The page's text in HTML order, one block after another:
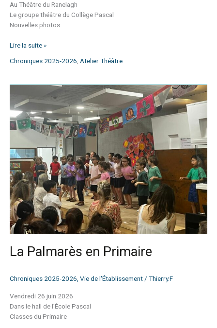
Au Théâtre du Ranelagh
Le groupe théâtre du Collège Pascal
Nouvelles photos
Lire la suite »
Chroniques 2025-2026 Atelier Théâtre
La Palmarès en Primaire
Chroniques 2025-2026 Vie de l'Établissement / Thierry.F
Vendredi 26 juin 2026
Dans le hall de l’École Pascal
Classes du Primaire
Palmarès
en
Primaire